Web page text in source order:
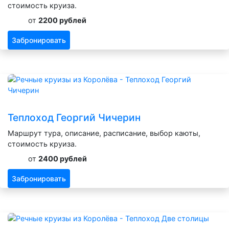
стоимость круиза.
от 2200 рублей
Забронировать
Теплоход Георгий Чичерин
Маршрут тура, описание, расписание, выбор каюты,
стоимость круиза.
от 2400 рублей
Забронировать